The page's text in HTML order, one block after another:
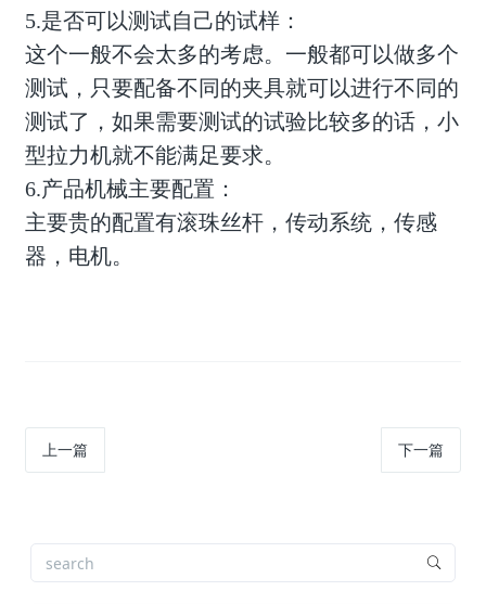
5.是否可以测试自己的试样：
这个一般不会太多的考虑。一般都可以做多个
测试，只要配备不同的夹具就可以进行不同的
测试了，如果需要测试的试验比较多的话，小
型拉力机就不能满足要求。
6.产品机械主要配置：
主要贵的配置有滚珠丝杆，传动系统，传感
器，电机。
上一篇 下一篇